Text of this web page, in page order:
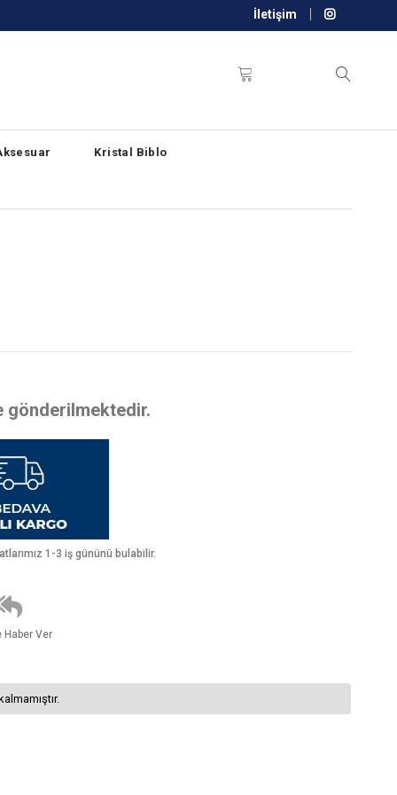
İletişim
Kristal Biblo
gönderilmektedir.
1-3 iş gününü bulabilir.
Haber Ver